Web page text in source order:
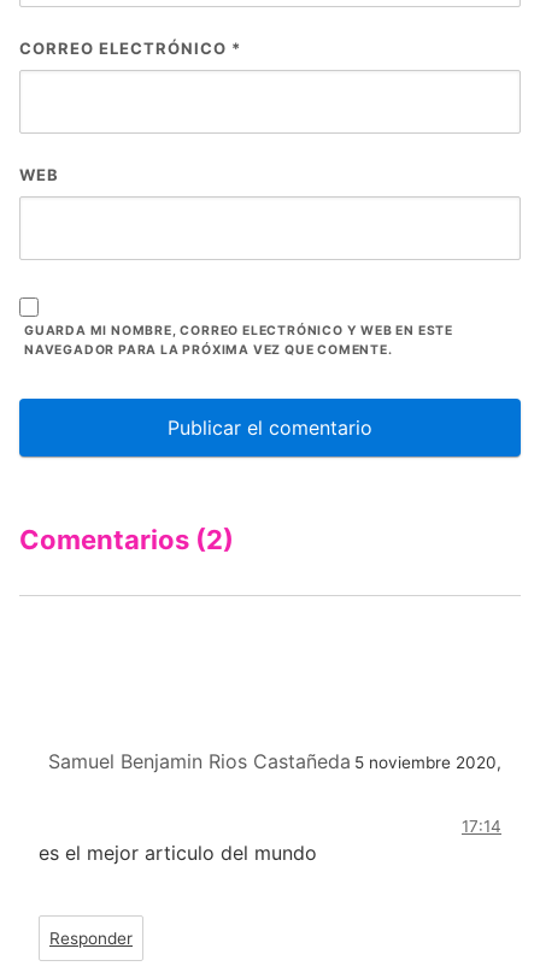
CORREO ELECTRÓNICO *
WEB
GUARDA MI NOMBRE, CORREO ELECTRÓNICO Y WEB EN ESTE
NAVEGADOR PARA LA PRÓXIMA VEZ QUE COMENTE.
Comentarios (2)
Samuel Benjamin Rios Castañeda 5 noviembre 2020,
17:14
es el mejor articulo del mundo
Responder